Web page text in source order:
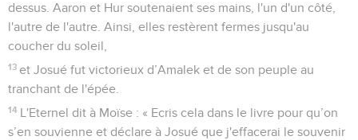
dessus. Aaron et Hur soutenaient ses mains, l'un d'un côté,
l'autre de l'autre. Ainsi, elles restèrent fermes jusqu'au
coucher du soleil,
13 et Josué fut victorieux d’Amalek et de son peuple au
tranchant de l'épée.
14 L'Eternel dit à Moïse : « Ecris cela dans le livre pour qu’on
s’en souvienne et déclare à Josué que j'effacerai le souvenir